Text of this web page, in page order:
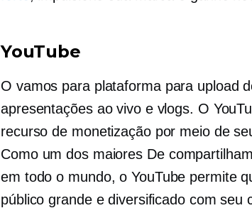
YouTube
O vamos paraplataforma para upload
apresentações ao vivo e vlogs. O
recurso de monetização por meio de
Como um dos maiores De
em todo o mundo, o YouTube permite
público grande e diversificado com seu